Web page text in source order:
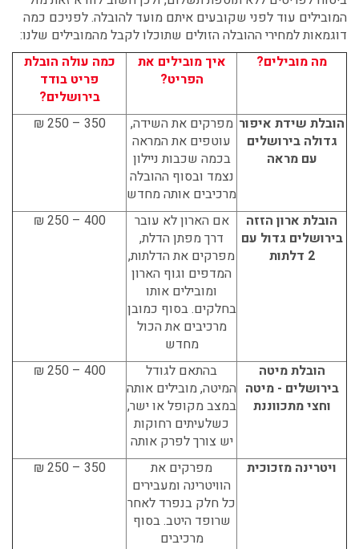
המובילים עוד לפני שקובעים איתם מועד להובלה. לפניכם כמה
דוגמאות למחירי ההובלה הזולים שתוכלו לקבל מהמובילים שלנו:
מה מובילים?
איך מובילים את
הפריט?
כמה עולה הובלת
פריט בודד
בירושלים?
הובלת שידת איפור
גדולה בירושלים
עם מראה
מפרקים את השידה,
עוטפים את המראה
בכמה שכבות ניילון
נצמד ובסוף ההובלה
מרכיבים אותה מחדש
350 – 250 ₪
הובלת ארון הזזה
בירושלים גדול עם
2 דלתות
אם הארון לא עובר
דרך מפתן הדלת,
מפרקים את הדלתות,
המדפים וגוף הארון
ומובילים אותו
בחלקים. בסוף כמובן
מרכיבים את הכול
מחדש
400 – 250 ₪
הובלת מיטה
בירושלים - מיטה
וחצי מתכווננת
בהתאם לגודל
המיטה, מובילים אותה
במצב מקופל או ישר,
כשלעיתים רחוקות
יש צורך לפרק אותה
400 – 250 ₪
ויטרינה מזכוכית
מפרקים את
הוויטרינה ומעבירים
כל חלק בנפרד לאחר
שרופד היטב. בסוף
מרכיבים
350 – 250 ₪